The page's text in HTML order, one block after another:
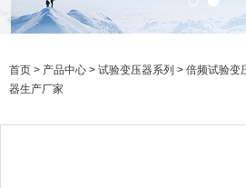
首页 > 产品中心 > 试验变压器系列 > 倍频试验变
器生产厂家